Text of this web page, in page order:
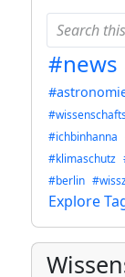
#news
#ichbinhanna
#klimaschutz
#berlin
Explore